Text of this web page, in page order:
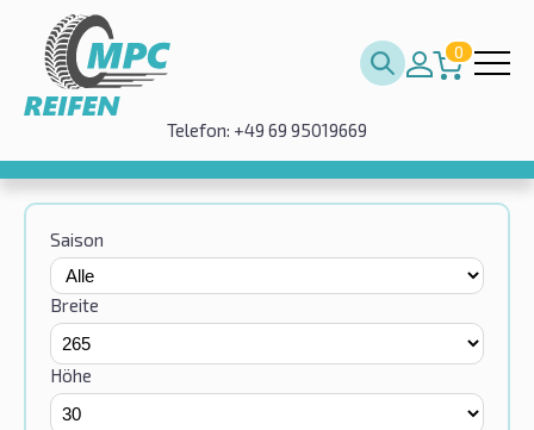
0
Telefon: +49 69 95019669
Saison
Breite
Höhe